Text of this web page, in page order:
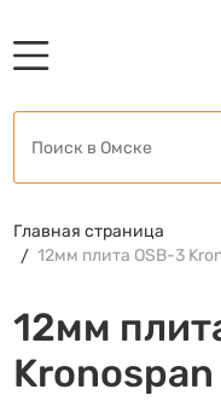
Главная страница
12мм плита OSB-3
12мм
Kronospan